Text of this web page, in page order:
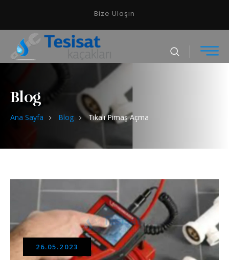
Bize Ulaşın
Blog
Ana Sayfa Blog Tıkalı Pimaş Açma
26.05.2023